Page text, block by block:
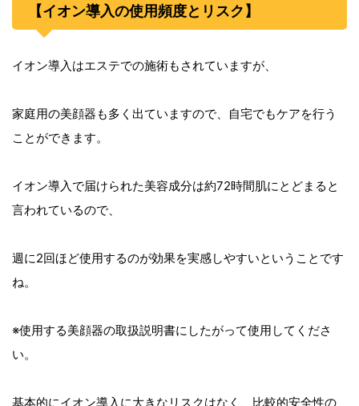
【イオン導入の使用頻度とリスク】
イオン導入はエステでの施術もされていますが、
家庭用の美顔器も多く出ていますので、自宅でもケアを行う
ことができます。
イオン導入で届けられた美容成分は約72時間肌にとどまると
言われているので、
週に2回ほど使用するのが効果を実感しやすいということです
ね。
※使用する美顔器の取扱説明書にしたがって使用してくださ
い。
基本的にイオン導入に大きなリスクはなく、比較的安全性の